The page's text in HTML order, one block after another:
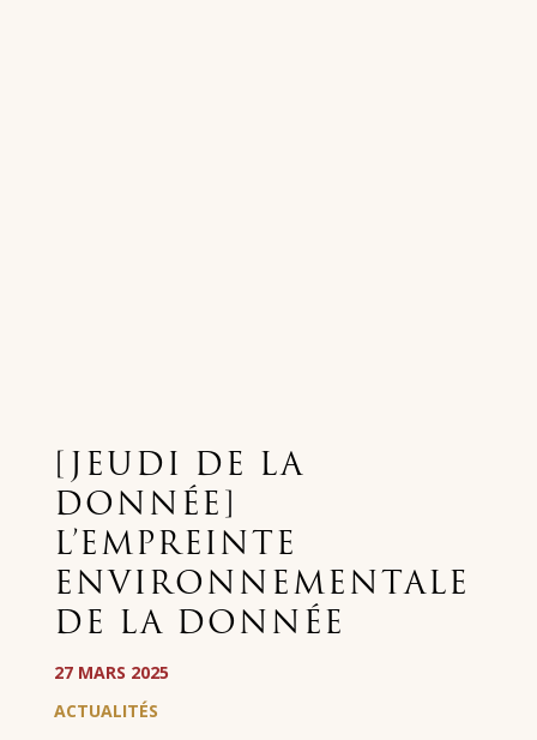
[JEUDI DE LA
DONNÉE]
L’EMPREINTE
ENVIRONNEMENTALE
DE LA DONNÉE
27 MARS 2025
ACTUALITÉS